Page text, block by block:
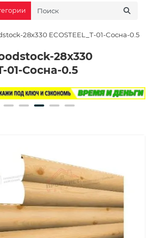
28х330 ECOSTEEL_T-01-Сосна-0.5
28х330
01-Сосна-0.5